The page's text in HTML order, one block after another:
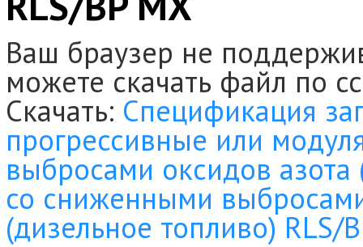
Ваш браузер не
можете скачать файл по
Скачать: Спецификация
прогрессивные или
выбросами оксидов
со сниженными
(дизельное топливо) RLS/